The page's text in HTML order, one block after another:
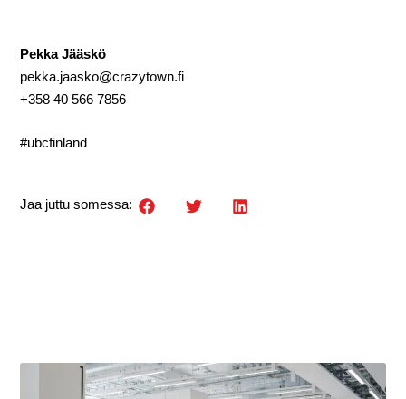
Pekka Jääskö
pekka.jaasko@crazytown.fi
+358 40 566 7856
#ubcfinland
Jaa juttu somessa: